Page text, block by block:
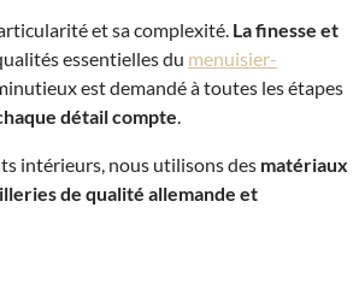
et sa complexité. La finesse et
essentielles du menuisier-
est demandé à toutes les étapes
détail compte
intérieurs, nous utilisons des matériaux
de qualité allemande et